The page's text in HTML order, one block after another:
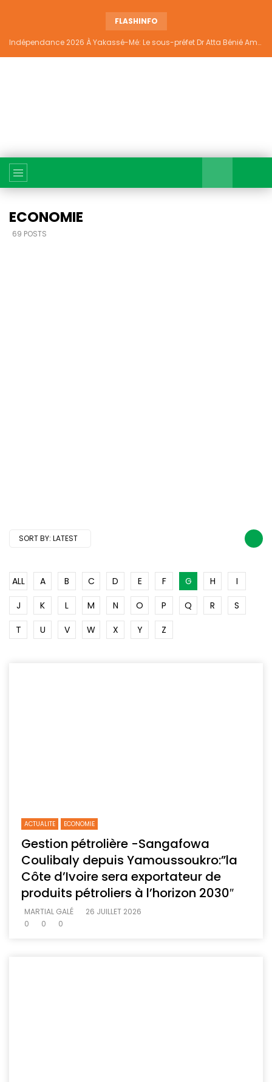
FLASHINFO
Indépendance 2026 À Yakassé-Mé: Le sous-préfet Dr Atta Bénié Amédé appelle à l’unité, à la sécurité et au développement
ECONOMIE
69 POSTS
SORT BY: LATEST
ALL A B C D E F G H
I
J
K L M N O P Q R
S
T
U V W X Y Z
ACTUALITE ECONOMIE
Gestion pétrolière -Sangafowa
Coulibaly depuis Yamoussoukro:”la
Côte d’Ivoire sera exportateur de
produits pétroliers à l’horizon 2030″
MARTIAL GALÉ
26 JUILLET 2026
0
0 0